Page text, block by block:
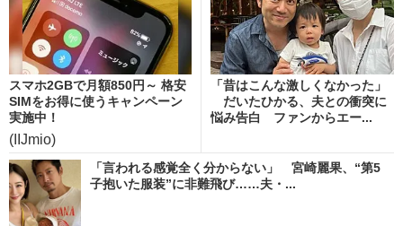
スマホ2GBで月額850円～ 格安
SIMをお得に使うキャンペーン
実施中！
(IIJmio)
「昔はこんな激しくなかった」
だいたひかる、夫との衝突に
悩み告白 ファンからエー...
「言われる感覚全く分からない」 宮崎麗果、“第5
子抱いた服装”に非難飛び……夫・...